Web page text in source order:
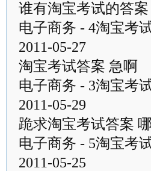
谁有淘宝考试的答案
电子商务 - 4淘宝考
2011-05-27
淘宝考试答案 急啊
电子商务 - 3淘宝考
2011-05-29
跪求淘宝考试答案
电子商务 - 5淘宝考
2011-05-25